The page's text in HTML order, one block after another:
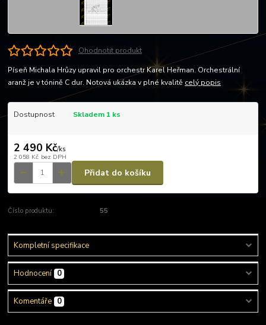
Ohodnotit produkt
Píseň Michala Hrůzy upravil pro orchestr Karel Heřman. Orchestrální
aranž je v tónině C dur. Notová ukázka v plné kvalitě celý popis
Dostupnost Skladem 1 ks
2 490 Kč/ks
2 058 Kč bez DPH
Přidat do košíku
Číslo produktu: 55
Kompletní specifikace
Hodnocení 0
Komentáře 0